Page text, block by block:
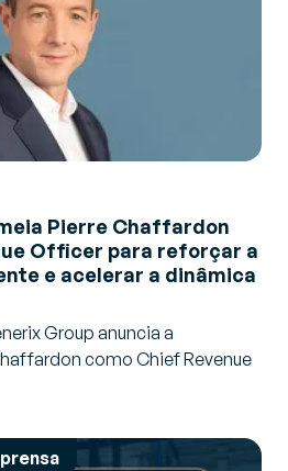
Pierre Chaffardon
Officer para reforçar a
e acelerar a dinâmica
Group anuncia a
como Chief Revenue